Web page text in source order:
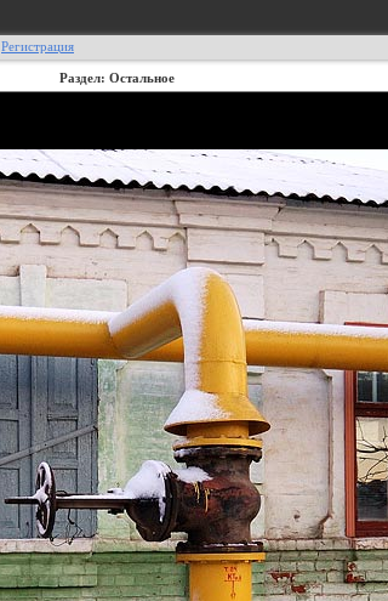
Регистрация
Раздел: Остальное